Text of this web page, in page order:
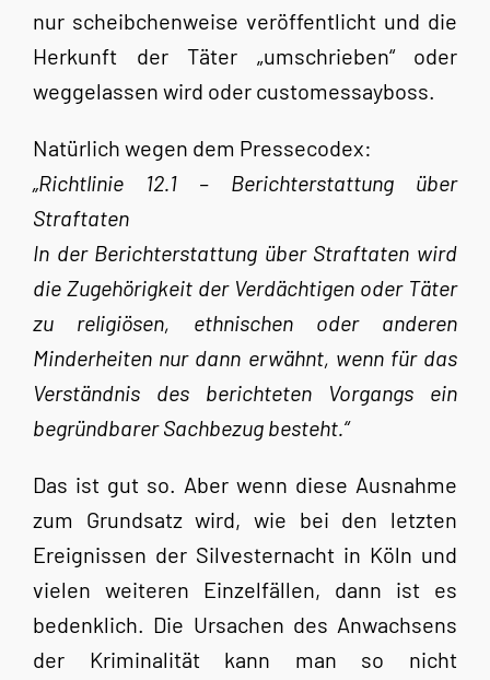
nur scheibchenweise veröffentlicht und die
Herkunft der Täter „umschrieben“ oder
weggelassen wird oder customessayboss.
Natürlich wegen dem Pressecodex:
„Richtlinie 12.1 – Berichterstattung über
Straftaten
In der Berichterstattung über Straftaten wird
die Zugehörigkeit der Verdächtigen oder Täter
zu religiösen, ethnischen oder anderen
Minderheiten nur dann erwähnt, wenn für das
Verständnis des berichteten Vorgangs ein
begründbarer Sachbezug besteht.“
Das ist gut so. Aber wenn diese Ausnahme
zum Grundsatz wird, wie bei den letzten
Ereignissen der Silvesternacht in Köln und
vielen weiteren Einzelfällen, dann ist es
bedenklich. Die Ursachen des Anwachsens
der Kriminalität kann man so nicht